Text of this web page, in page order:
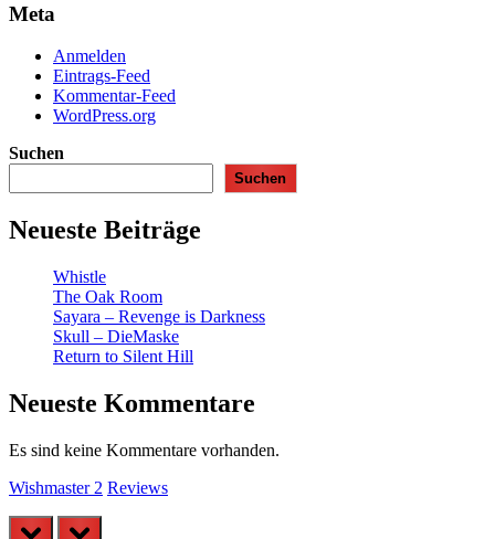
Meta
Anmelden
Eintrags-Feed
Kommentar-Feed
WordPress.org
Suchen
Suchen
Neueste Beiträge
Whistle
The Oak Room
Sayara – Revenge is Darkness
Skull – DieMaske
Return to Silent Hill
Neueste Kommentare
Es sind keine Kommentare vorhanden.
Wishmaster 2 Reviews
prev next